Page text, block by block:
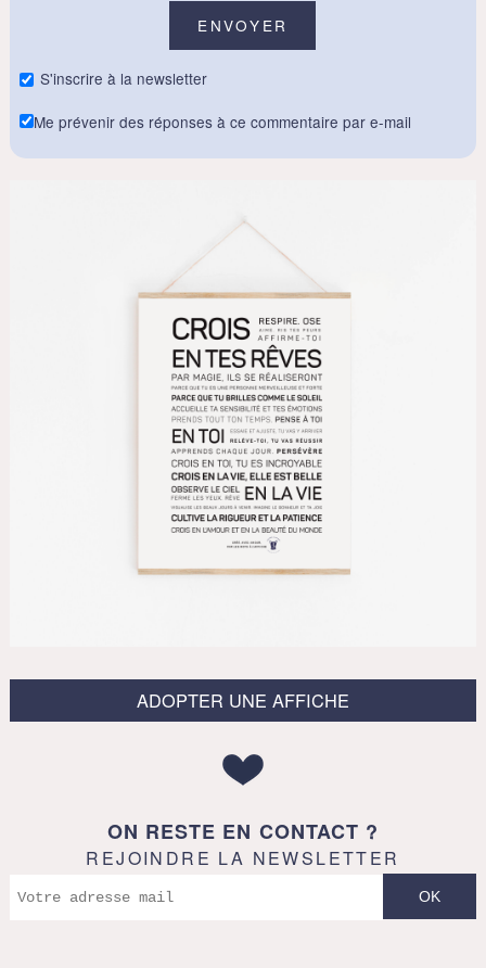
S'inscrire à la newsletter
Me prévenir des réponses à ce commentaire par e-mail
ADOPTER UNE AFFICHE
ON RESTE EN CONTACT ?
REJOINDRE LA NEWSLETTER